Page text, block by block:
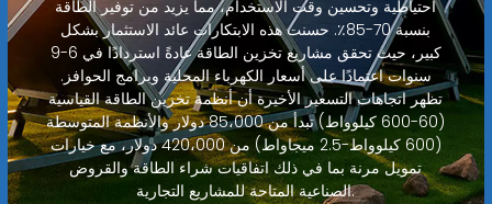
احتياطية وتحسين وقت الاستخدام، مما يزيد من توفير الطاقة
بنسبة 70-85٪. حسنت هذه الابتكارات عائد الاستثمار بشكل
كبير، حيث تحقق مشاريع تخزين الطاقة عادةً استردادًا في 6-9
سنوات اعتمادًا على أسعار الكهرباء المحلية وبرامج الحوافز.
تظهر اتجاهات التسعير الأخيرة أن أنظمة تخزين الطاقة القياسية
(60-600 كيلوواط) تبدأ من 85،000 دولار والأنظمة المتوسطة
(600 كيلوواط-2.5 ميجاواط) من 420،000 دولار، مع خيارات
تمويل مرنة بما في ذلك اتفاقيات شراء الطاقة والقروض
الصناعية المتاحة للمشاريع التجارية.